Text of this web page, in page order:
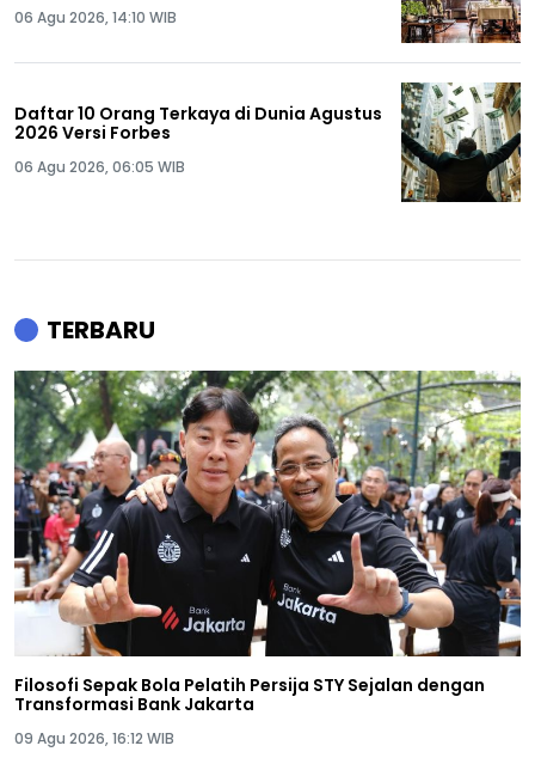
06 Agu 2026, 14:10 WIB
Daftar 10 Orang Terkaya di Dunia Agustus
2026 Versi Forbes
06 Agu 2026, 06:05 WIB
TERBARU
Filosofi Sepak Bola Pelatih Persija STY Sejalan dengan
Transformasi Bank Jakarta
09 Agu 2026, 16:12 WIB